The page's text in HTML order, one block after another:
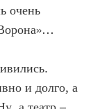
очень
и долго, а